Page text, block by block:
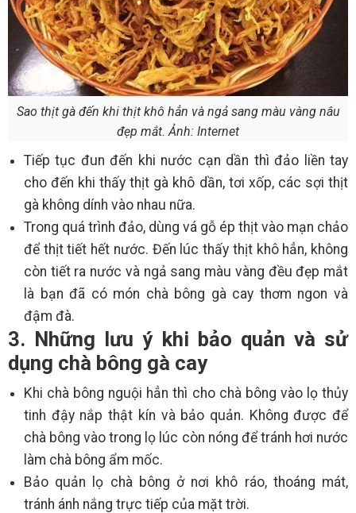
Sao thịt gà đến khi thịt khô hẳn và ngả sang màu vàng nâu
đẹp mắt. Ảnh: Internet
Tiếp tục đun đến khi nước cạn dần thì đảo liền tay
cho đến khi thấy thịt gà khô dần, tơi xốp, các sợi thịt
gà không dính vào nhau nữa.
Trong quá trình đảo, dùng vá gỗ ép thịt vào mạn chảo
để thịt tiết hết nước. Đến lúc thấy thịt khô hẳn, không
còn tiết ra nước và ngả sang màu vàng đều đẹp mắt
là bạn đã có món chà bông gà cay thơm ngon và
đậm đà.
3. Những lưu ý khi bảo quản và sử
dụng chà bông gà cay
Khi chà bông nguội hẳn thì cho chà bông vào lọ thủy
tinh đậy nắp thật kín và bảo quản. Không được để
chà bông vào trong lọ lúc còn nóng để tránh hơi nước
làm chà bông ẩm mốc.
Bảo quản lọ chà bông ở nơi khô ráo, thoáng mát,
tránh ánh nắng trực tiếp của mặt trời.